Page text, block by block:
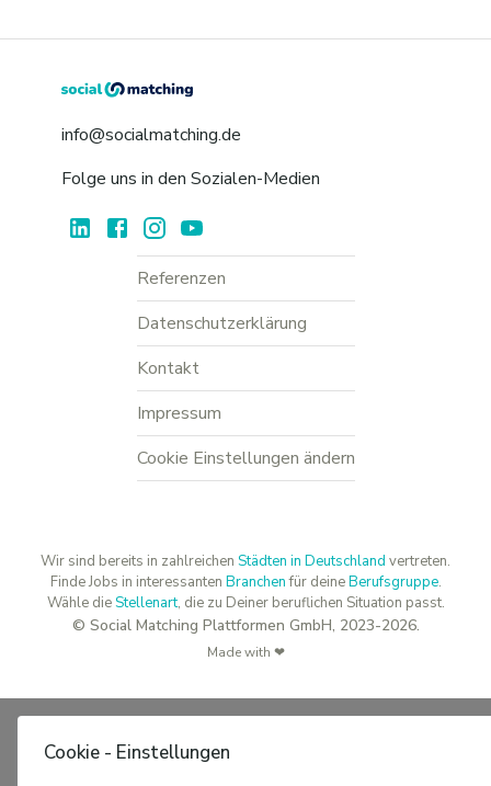
info@socialmatching.de
Folge uns in den Sozialen-Medien
Referenzen
Datenschutzerklärung
Kontakt
Impressum
Cookie Einstellungen ändern
Wir sind bereits in zahlreichen Städten in Deutschland vertreten.
Finde Jobs in interessanten Branchenfür deineBerufsgruppe.
Wähle dieStellenart, die zu Deiner beruflichen Situation passt.
© Social Matching Plattformen GmbH, 2023-2026.
Made with ❤
Cookie - Einstellungen